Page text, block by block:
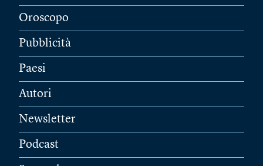
Oroscopo
Pubblicità
Paesi
Autori
Newsletter
Podcast